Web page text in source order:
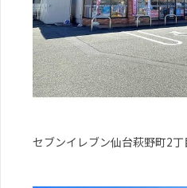
セブンイレブン仙台萩野町2